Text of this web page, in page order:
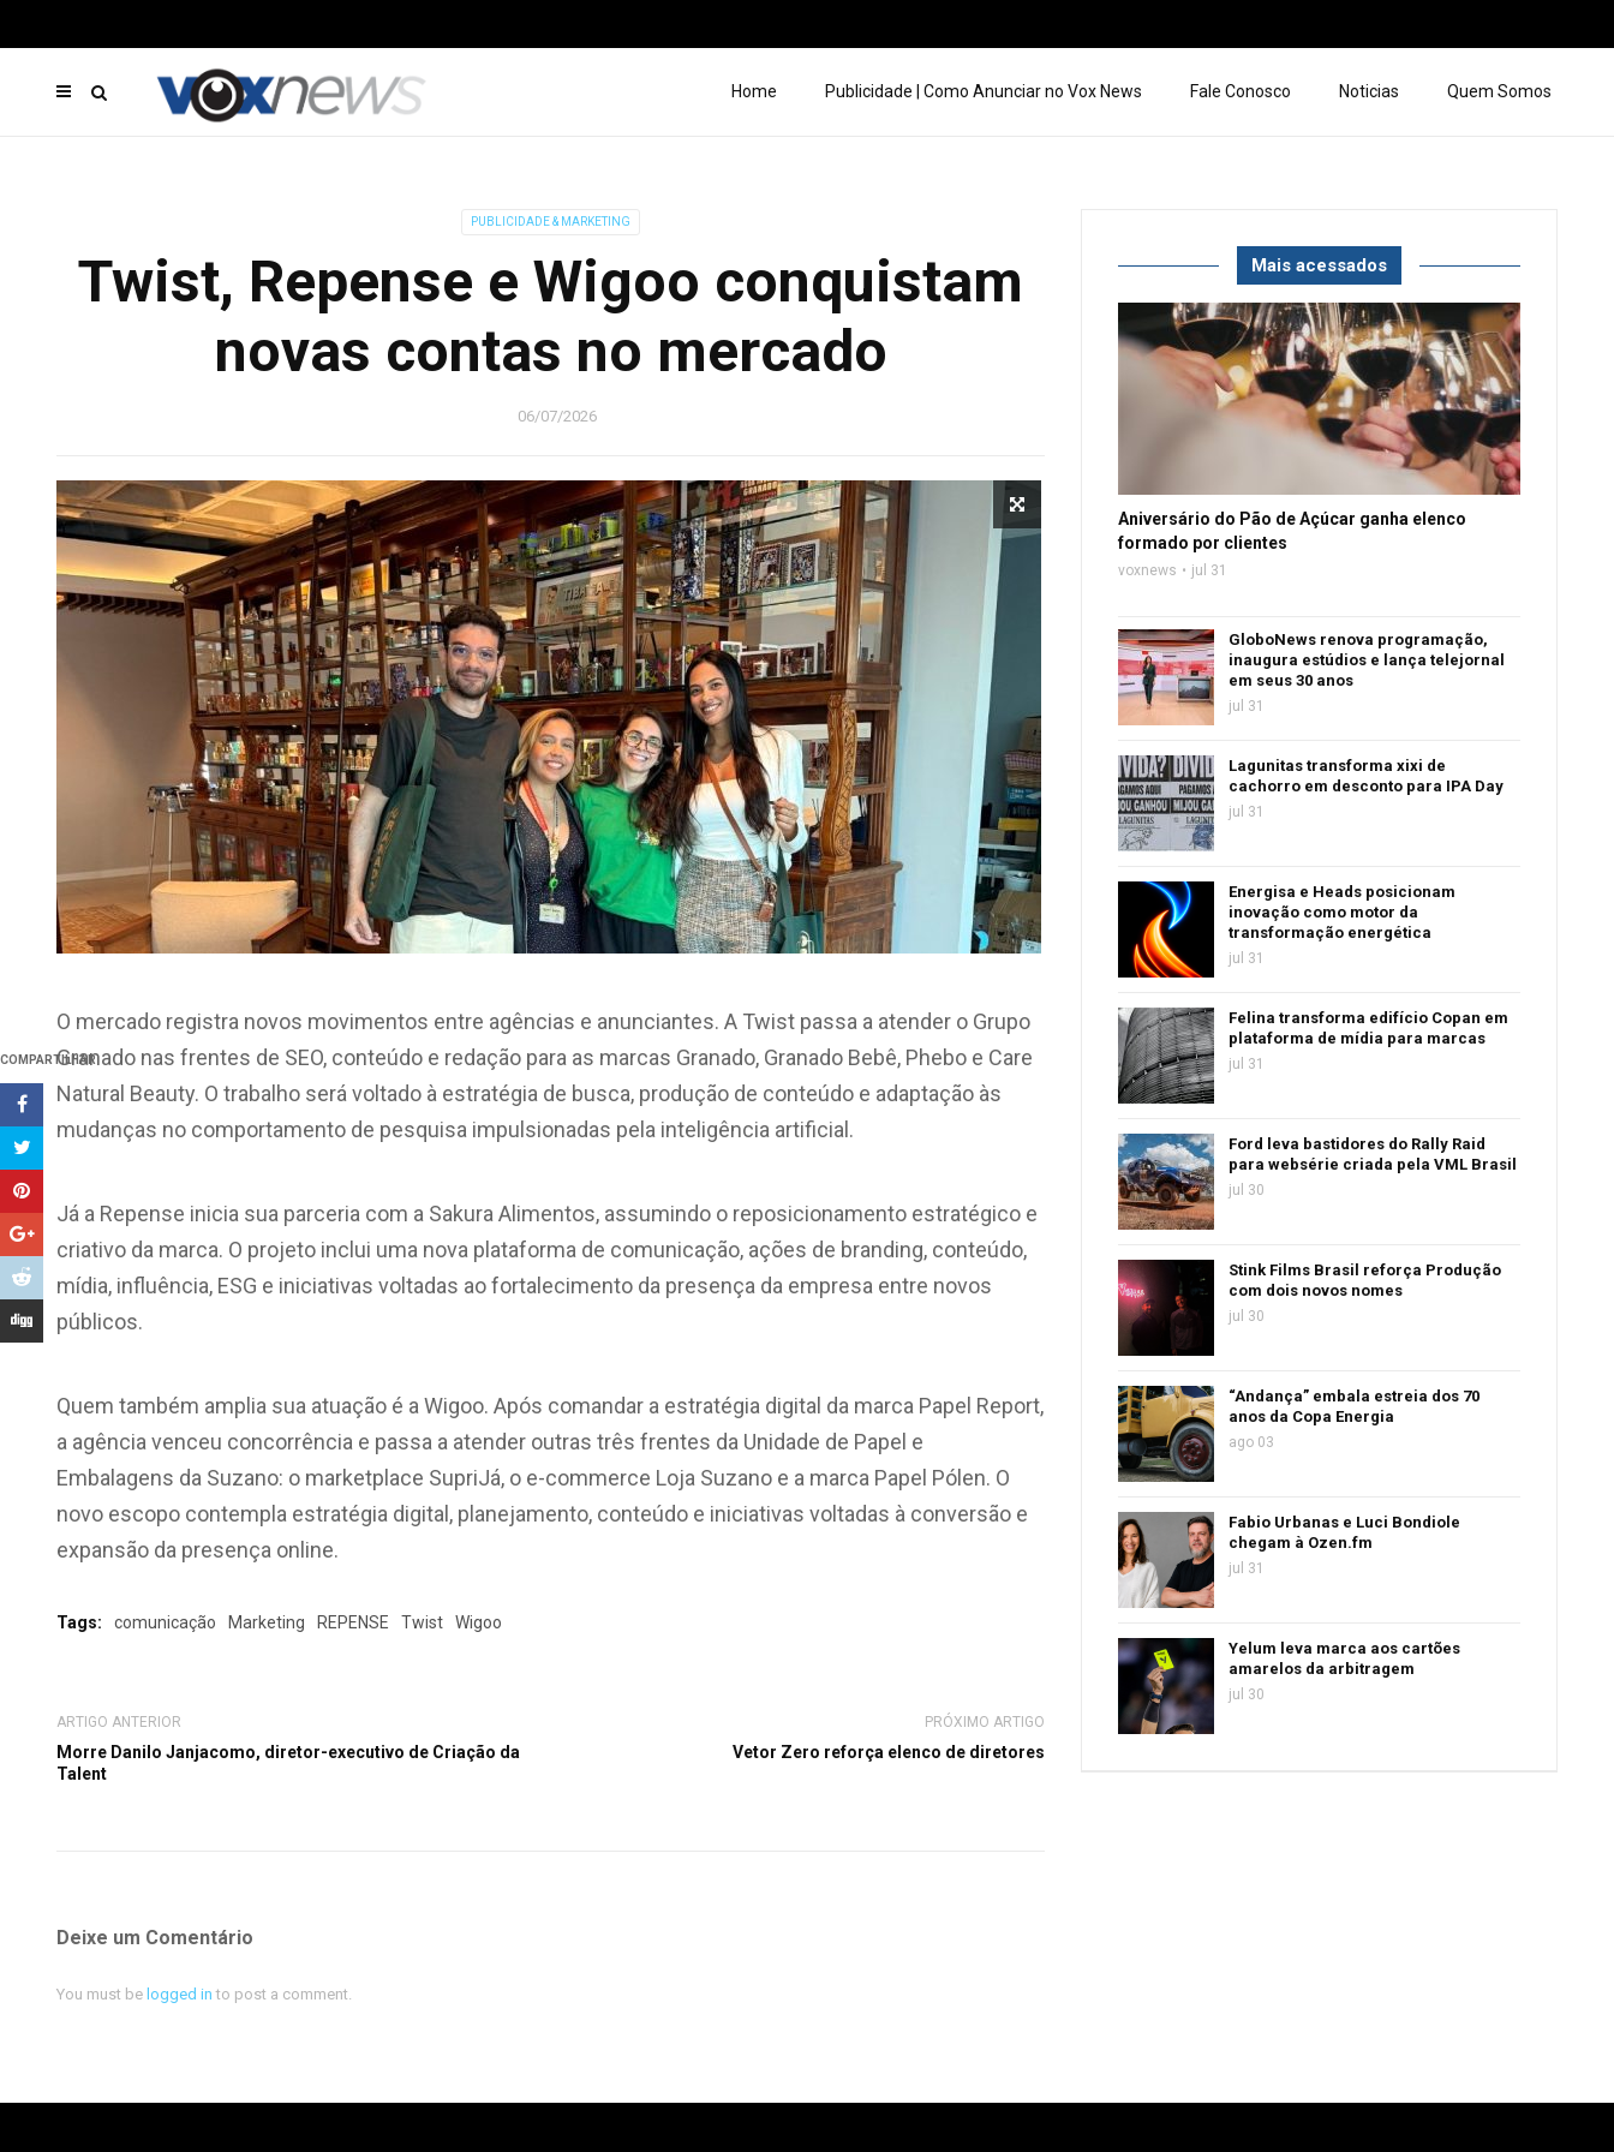
Home Publicidade | Como Anunciar no Vox News Fale Conosco Noticias Quem Somos
PUBLICIDADE & MARKETING
Twist, Repense e Wigoo conquistam
novas contas no mercado
06/07/2026
COMPARTILHAR
O mercado registra novos movimentos entre agências e anunciantes. A Twist passa a atender o Grupo
Granado nas frentes de SEO, conteúdo e redação para as marcas Granado, Granado Bebê, Phebo e Care
Natural Beauty. O trabalho será voltado à estratégia de busca, produção de conteúdo e adaptação às
mudanças no comportamento de pesquisa impulsionadas pela inteligência artificial.
Já a Repense inicia sua parceria com a Sakura Alimentos, assumindo o reposicionamento estratégico e
criativo da marca. O projeto inclui uma nova plataforma de comunicação, ações de branding, conteúdo,
mídia, influência, ESG e iniciativas voltadas ao fortalecimento da presença da empresa entre novos
públicos.
Quem também amplia sua atuação é a Wigoo. Após comandar a estratégia digital da marca Papel Report,
a agência venceu concorrência e passa a atender outras três frentes da Unidade de Papel e
Embalagens da Suzano: o marketplace SupriJá, o e-commerce Loja Suzano e a marca Papel Pólen. O
novo escopo contempla estratégia digital, planejamento, conteúdo e iniciativas voltadas à conversão e
expansão da presença online.
Tags: comunicação Marketing REPENSE Twist Wigoo
ARTIGO ANTERIOR
Morre Danilo Janjacomo, diretor-executivo de Criação da
Talent
PRÓXIMO ARTIGO
Vetor Zero reforça elenco de diretores
Deixe um Comentário
You must be logged in to post a comment.
Mais acessados
Aniversário do Pão de Açúcar ganha elenco
formado por clientes
voxnews jul 31
GloboNews renova programação,
inaugura estúdios e lança telejornal
em seus 30 anos
jul 31
Lagunitas transforma xixi de
cachorro em desconto para IPA Day
jul 31
Energisa e Heads posicionam
inovação como motor da
transformação energética
jul 31
Felina transforma edifício Copan em
plataforma de mídia para marcas
jul 31
Ford leva bastidores do Rally Raid
para websérie criada pela VML Brasil
jul 30
Stink Films Brasil reforça Produção
com dois novos nomes
jul 30
“Andança” embala estreia dos 70
anos da Copa Energia
ago 03
Fabio Urbanas e Luci Bondiole
chegam à Ozen.fm
jul 31
Yelum leva marca aos cartões
amarelos da arbitragem
jul 30